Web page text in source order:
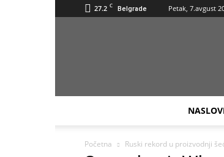
27.2 C Belgrade Petak, 7.avgust
Početna Ruski rekord u proizvodnji